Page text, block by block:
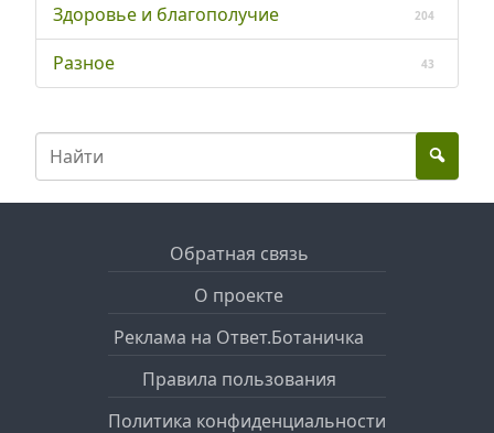
Здоровье и благополучие 204
Разное 43
Обратная связь
О проекте
Реклама на Ответ.Ботаничка
Правила пользования
Политика конфиденциальности